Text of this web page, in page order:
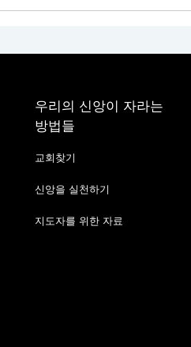
우리의 신앙이 자라는
방법들
교회찾기
신앙을 실천하기
지도자를 위한 자료